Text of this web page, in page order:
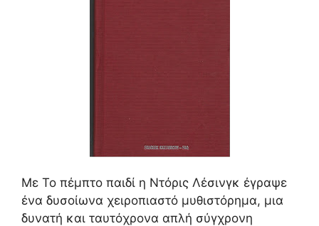
Με Το πέμπτο παιδί η Ντόρις Λέσινγκ έγραψε
ένα δυσοίωνα χειροπιαστό μυθιστόρημα, μια
δυνατή και ταυτόχρονα απλή σύγχρονη